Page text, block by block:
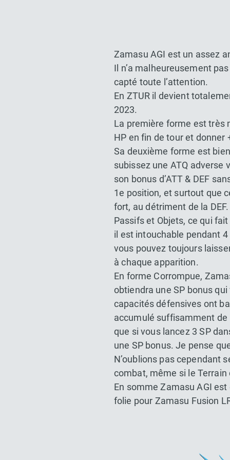
Zamasu AGI est un assez
Il n’a malheureusement
capté toute l’attention.
En ZTUR il devient
2023.
La première forme est très
HP en fin de tour et donner
Sa deuxième forme est
subissez une ATQ adverse
son bonus d’ATT & DEF
1e position, et surtout que
fort, au détriment de la
Passifs et Objets, ce qui
il est intouchable pendant
vous pouvez toujours
à chaque apparition.
En forme Corrompue,
obtiendra une SP bonus
capacités défensives ont
accumulé suffisamment de
que si vous lancez 3 SP
une SP bonus. Je pense
N’oublions pas cependant
combat, même si le
En somme Zamasu AGI
folie pour Zamasu Fusion